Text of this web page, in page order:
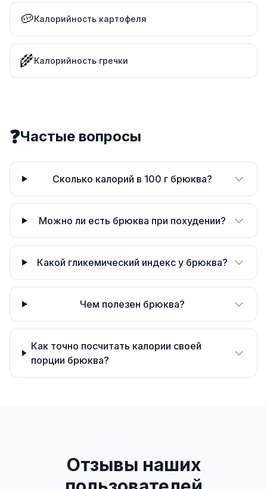
🥔Калорийность картофеля
🌾Калорийность гречки
❓Частые вопросы
Сколько калорий в 100 г брюква?
Можно ли есть брюква при похудении?
Какой гликемический индекс у брюква?
Чем полезен брюква?
Как точно посчитать калории своей
порции брюква?
Отзывы наших